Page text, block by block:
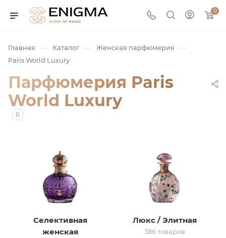
0
Главная — Каталог — Женская парфюмерия —
Paris World Luxury
Парфюмерия Paris
World Luxury
6
Селективная
женская
Люкс / Элитная
386 товаров